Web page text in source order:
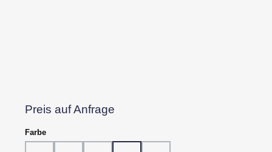
Preis auf Anfrage
Farbeauswählen